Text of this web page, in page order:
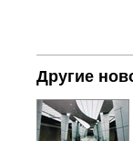
Другие